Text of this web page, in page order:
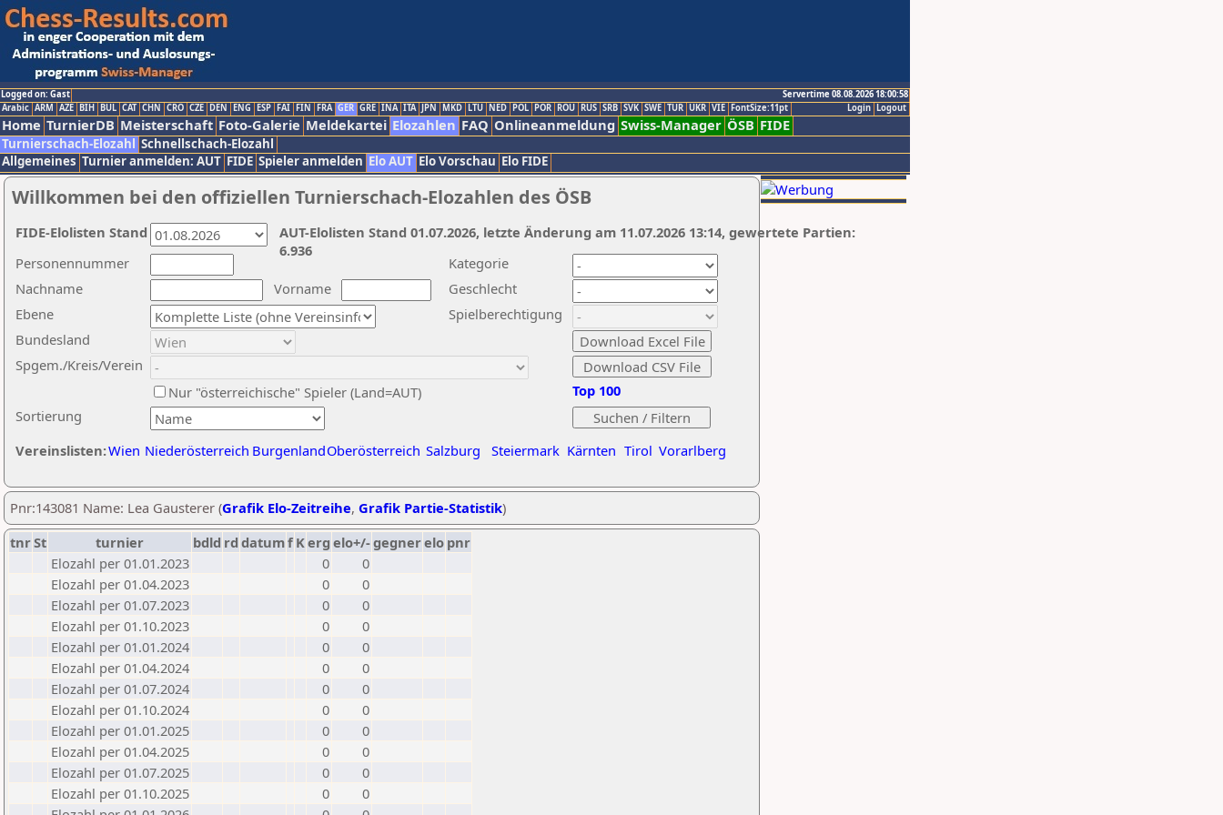
Logged on: Gast
Servertime 08.08.2026 18:00:58
Logout
Login
Arabic ARM AZE BIH BUL CAT CHN CRO CZE DEN ENG ESP FAI FIN FRA GER GRE INA ITA JPN MKD LTU NED POL POR ROU RUS SRB SVK SWE TUR UKR VIE FontSize:11pt
Home TurnierDB Meisterschaft Foto-Galerie Meldekartei Elozahlen FAQ Onlineanmeldung Swiss-Manager ÖSB FIDE
Turnierschach-Elozahl Schnellschach-Elozahl
Allgemeines Turnier anmelden: AUT FIDE Spieler anmelden Elo AUT Elo Vorschau Elo FIDE
Willkommen bei den offiziellen Turnierschach-Elozahlen des ÖSB
Nachname
Vorname
Ebene
Kategorie
Sortierung
Personennummer
Bundesland
Spgem./Kreis/Verein
Geschlecht
Nur "österreichische" Spieler (Land=AUT)
Spielberechtigung
Vereinslisten:Wien Niederösterreich BurgenlandOberösterreich Salzburg Steiermark Kärnten Tirol Vorarlberg
Top 100
AUT-Elolisten Stand 01.07.2026, letzte Änderung am 11.07.2026 13:14, gewertete Partien:
6.936
FIDE-Elolisten Stand
Pnr:143081 Name: Lea Gausterer (Grafik Elo-Zeitreihe, Grafik Partie-Statistik)
tnrSt turnier bdld rd datumf Kerg elo+/-gegnerelo pnr
Elozahl per 01.01.2023
0
0
Elozahl per 01.04.2023
0
0
Elozahl per 01.07.2023
0
0
Elozahl per 01.10.2023
0
0
Elozahl per 01.01.2024
0
0
Elozahl per 01.04.2024
0
0
Elozahl per 01.07.2024
0
0
Elozahl per 01.10.2024
0
0
Elozahl per 01.01.2025
0
0
Elozahl per 01.04.2025
0
0
Elozahl per 01.07.2025
0
0
Elozahl per 01.10.2025
0
0